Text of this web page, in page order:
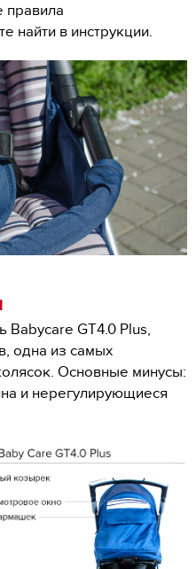
правила
найти в инструкции.
Babycare GT4.0 Plus,
одна из самых
Основные минусы:
и нерегулирующиеся